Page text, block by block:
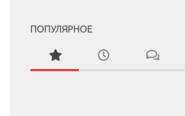
ПОПУЛЯРНОЕ